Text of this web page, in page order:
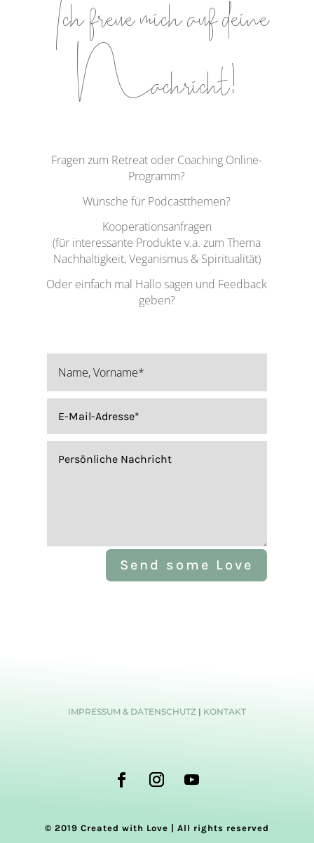
Ich freue mich auf deine
Nachricht!
Fragen zum Retreat oder Coaching Online-
Programm?
Wünsche für Podcastthemen?
Kooperationsanfragen
(für interessante Produkte v.a. zum Thema
Nachhaltigkeit, Veganismus & Spiritualität)
Oder einfach mal Hallo sagen und Feedback
geben?
Send some Love
IMPRESSUM & DATENSCHUTZ| KONTAKT
© 2019 Created with Love | All rights reserved